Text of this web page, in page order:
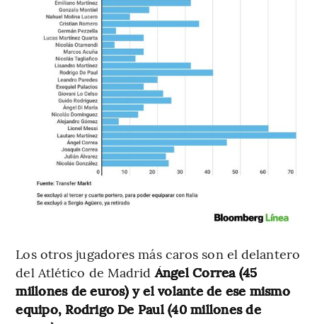
Los otros jugadores más caros son el delantero
del Atlético de MadridÁngel Correa (45
millones de euros) y el volante de ese mismo
equipo, Rodrigo De Paul (40 millones de